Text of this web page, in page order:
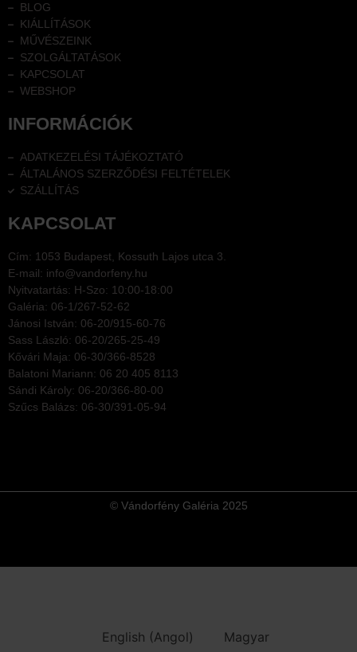
BLOG
KIÁLLÍTÁSOK
MŰVÉSZEINK
SZOLGÁLTATÁSOK
KAPCSOLAT
WEBSHOP
INFORMÁCIÓK
ADATKEZELÉSI TÁJÉKOZTATÓ
ÁLTALÁNOS SZERZŐDÉSI FELTÉTELEK
SZÁLLÍTÁS
KAPCSOLAT
Cím: 1053 Budapest, Kossuth Lajos utca 3.
E-mail: info@vandorfeny.hu
Nyitvatartás: H-Szo: 10:00-18:00
Galéria: 06-1/267-52-62
Jánosi István: 06-20/915-60-76
Sass László: 06-20/265-25-49
Kővári Maja: 06-30/366-8528
Balatoni Mariann: 06 20 405 8113
Sándi Károly: 06-20/366-80-00
Szűcs Balázs: 06-30/391-05-94
© Vándorfény Galéria 2025
English (Angol) Magyar